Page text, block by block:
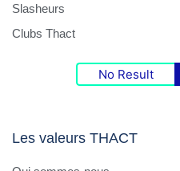
Slasheurs
Clubs Thact
No Result
Les valeurs THACT